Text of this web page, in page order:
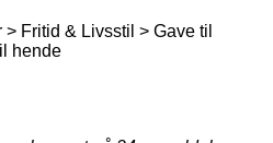
Fritid & Livsstil > Gave til
hende